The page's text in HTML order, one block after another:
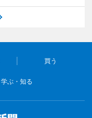
買う
学ぶ・知る